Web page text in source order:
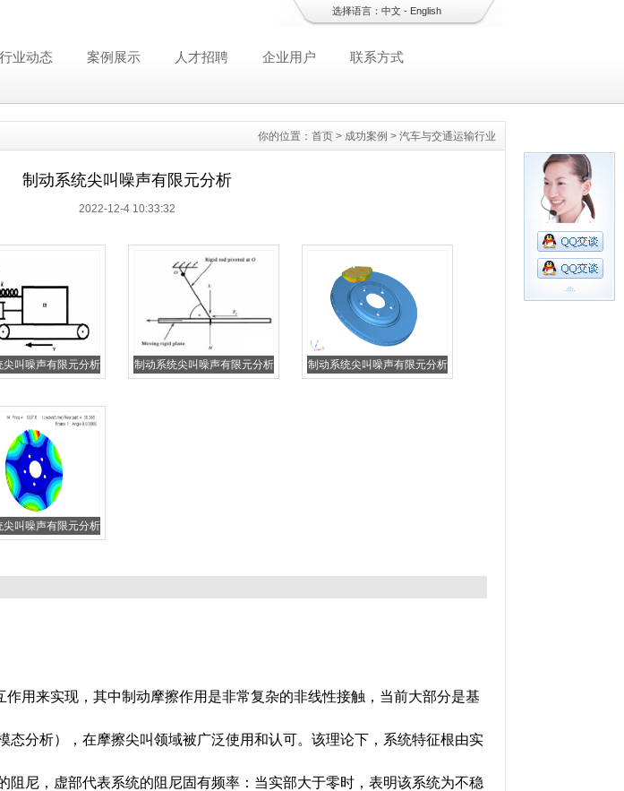
选择语言： 中文- English
行业动态 案例展示 人才招聘 企业用户 联系方式
你的位置： 首页 > 成功案例 > 汽车与交通运输行业
制动系统尖叫噪声有限元分析
2022-12-4 10:33:32
尖叫噪声有限元分析 制动系统尖叫噪声有限元分析 制动系统尖叫噪声有限元分析
尖叫噪声有限元分析
用来实现，其中制动摩擦作用是非常复杂的非线性接触，当前大部分是基
态分析），在摩擦尖叫领域被广泛使用和认可。该理论下，系统特征根由实
阻尼，虚部代表系统的阻尼固有频率：当实部大于零时，表明该系统为不稳